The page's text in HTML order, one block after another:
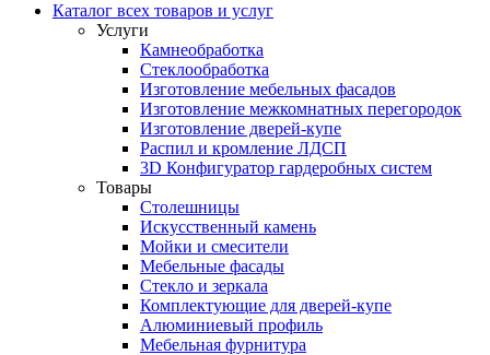
Каталог всех товаров и услуг
Услуги
Камнеобработка
Стеклообработка
Изготовление мебельных фасадов
Изготовление межкомнатных перегородок
Изготовление дверей-купе
Распил и кромление ЛДСП
3D Конфигуратор гардеробных систем
Товары
Столешницы
Искусственный камень
Мойки и смесители
Мебельные фасады
Стекло и зеркала
Комплектующие для дверей-купе
Алюминиевый профиль
Мебельная фурнитура